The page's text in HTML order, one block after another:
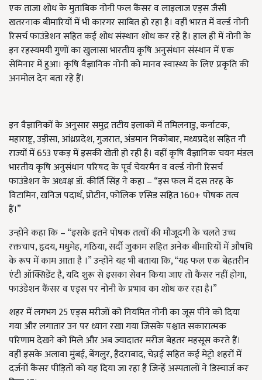
एक ताजा शोध के मुताबिक नोनी फल कैंसर व लाइलाज एड्स जैसी
खतरनाक बीमारियों में भी कारगर साबित हो रहा है। वहीं भारत में वर्ल्ड नोनी
रिसर्च फाउंडेशन सहित कई शोध संस्थान शोध कर रहे हैं। हाल ही में नोनी के
इन रहस्यमयी गुणों का खुलासा भारतीय कृषि अनुसंधान संस्थान में एक
सेमिनार में हुआ। कृषि वैज्ञानिक नोनी को मानव स्वास्थ्य के लिए प्रकृति की
अनमोल देन बता रहे हैं।
इन वैज्ञानिकों के अनुसार समुद्र तटीय इलाकों में तमिलनाडु, कर्नाटक,
महाराष्ट्र, उड़ीसा, आंध्रप्रदेश, गुजरात, अंडमान निकोबार, मध्यप्रदेश सहित नौ
राज्यों में 653 एकड़ में इसकी खेती हो रही है। वहीं कृषि वैज्ञानिक चयन मंडल
भारतीय कृषि अनुसंधान परिषद के पूर्व चेयरमैन व वर्ल्ड नोनी रिसर्च
फाउंडेशन के अध्यक्ष डॉ. कीर्ति सिंह ने कहा – “इस फल में दस तरह के
विटामिन, खनिज पदार्थ, प्रोटीन, फोलिक एसिड सहित 160+ पोषक तत्व
हैं।”
उन्होंने कहा कि – “इसके इतने पोषक तत्वों की मौजूदगी के चलते उच्च
रक्तचाप, हृदय, मधुमेह, गठिया, सर्दी जुकाम सहित अनेक बीमारियों में औषधि
के रूप में काम आता है ।” उन्होंने यह भी बताया कि, “यह फल एक बेहतरीन
एंटी ऑक्सिडेंट है, यदि शुरू से इसका सेवन किया जाए तो कैंसर नहीं होगा,
फाउंडेशन कैंसर व एड्स पर नोनी के प्रभाव का शोध कर रहा है।”
शहर में लगभग 25 एड्स मरीजों को नियमित नोनी का जूस पीने को दिया
गया और लगातार उन पर ध्यान रखा गया जिसके पश्चात सकारात्मक
परिणाम देखने को मिले और अब ज्यादातर मरीज बेहतर महसूस करते हैं।
वहीं इसके अलावा मुंबई, बेंगलुर, हैदराबाद, चेन्नई सहित कई मेट्रो शहरों में
दर्जनों कैंसर पीड़ितों को यह दिया जा रहा है जिन्हें अस्पतालों ने डिस्चार्ज कर